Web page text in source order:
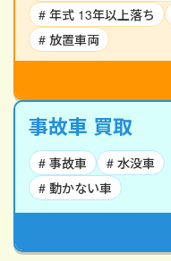
# 年式 13年以上落ち
# 放置車両
事故車 買取
# 事故車
# 水没車
# 動かない車